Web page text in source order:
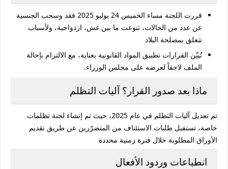
قررت اللجنة مساء الخميس 24 يوليو 2025
فقد وسحب الجنسية
عن عدد من الحالات، تنوعت ما بين غش، ازدواجية، ولأسباب
تتعلق بمصلحة البلاد
تُبيّن القرارات تطبيق المواد القانونية بعناية، مع الالتزام بإحالة
الملف لاحقاً لعرضه على مجلس الوزراء.
ماذا بعد صدور القرار؟ آليات التظلم
تم تعديل آليات التظلم في عام 2025، حيث تم إنشاء لجنة تظلمات
خاصة، تستقبل طلبات الاستئناف من المتضرّرين عن طريق تقديم
الأوراق المطلوبة خلال فترة زمنية محددة
انطباعات وردود الأفعال